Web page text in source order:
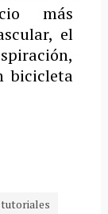
más
el
bicicleta
tutoriales